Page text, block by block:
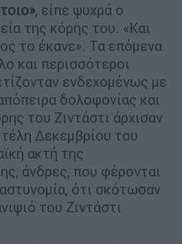
, είπε ψυχρά ο
της κόρης του. «Και
το έκανε». Τα επόμενα
και περισσότεροι
ενδεχομένως με
δολοφονίας και
του Ζιντάστι άρχισαν
Δεκεμβρίου του
ακτή της
άνδρες, που φέρονται
ότι σκότωσαν
του Ζιντάστι